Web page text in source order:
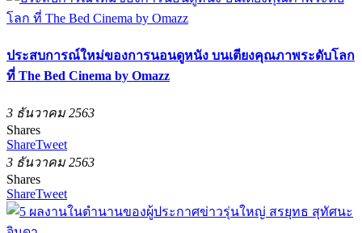
ประสบการณ์ใหม่ของการนอนดูหนัง บนเตียงคุณภาพระดับโลก
ที่ The Bed Cinema by Omazz
3 ธันวาคม 2563
Shares
ShareTweet
3 ธันวาคม 2563
Shares
ShareTweet